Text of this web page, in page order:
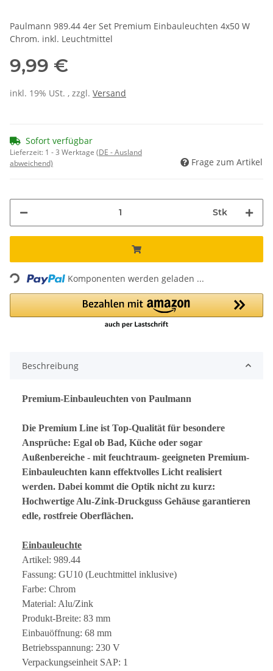
Paulmann 989.44 4er Set Premium Einbauleuchten 4x50 W
Chrom. inkl. Leuchtmittel
9,99 €
inkl. 19% USt. , zzgl. Versand
Sofort verfügbar
Lieferzeit: 1 - 3 Werktage (DE - Ausland
abweichend)
Frage zum Artikel
Stk
Loading... Komponenten werden geladen ...
Beschreibung
Premium-Einbauleuchten von Paulmann
Die Premium Line ist Top-Qualität für besondere
Ansprüche: Egal ob Bad, Küche oder sogar
Außenbereiche - mit feuchtraum- geeigneten Premium-
Einbauleuchten kann effektvolles Licht realisiert
werden. Dabei kommt die Optik nicht zu kurz:
Hochwertige Alu-Zink-Druckguss Gehäuse garantieren
edle, rostfreie Oberflächen.
Einbauleuchte
Artikel: 989.44
Fassung: GU10 (Leuchtmittel inklusive)
Farbe: Chrom
Material: Alu/Zink
Produkt-Breite: 83 mm
Einbauöffnung: 68 mm
Betriebsspannung: 230 V
Verpackungseinheit SAP: 1